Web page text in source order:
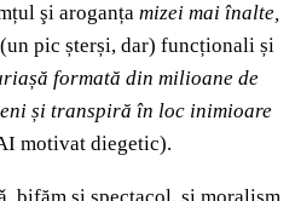
şi aroganța mizei mai înalte,
pic șterși, dar) funcționali și
formată din milioane de
și transpiră în loc inimioare
motivat diegetic).